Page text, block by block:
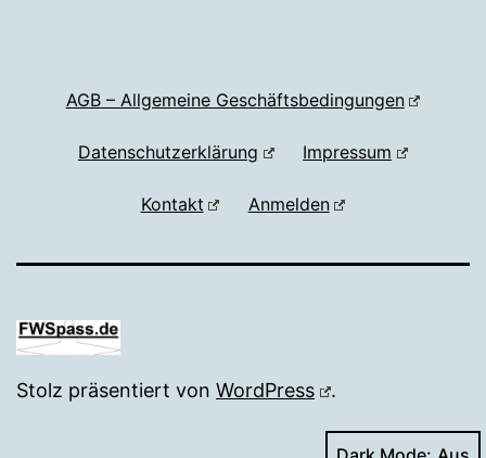
AGB – Allgemeine Geschäftsbedingungen
Datenschutzerklärung Impressum
Kontakt Anmelden
Stolz präsentiert von WordPress .